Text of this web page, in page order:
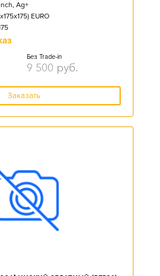
Ag+
EURO
Без Trade-in
9 500 руб.
Заказать